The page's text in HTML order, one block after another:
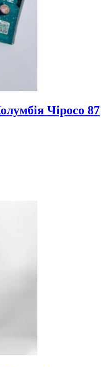
Чіросо 87